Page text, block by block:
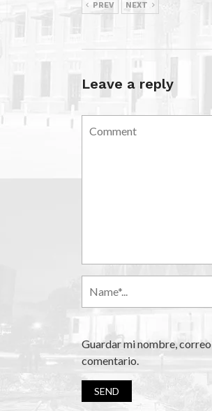
PREV NEXT
Leave a reply
Guardar mi nombre,
comentario.